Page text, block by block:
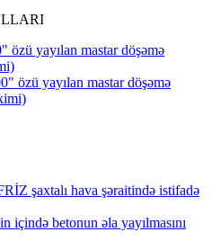
yayılan mastar döşəmə
özü yayılan mastar döşəmə
şaxtalı hava şəraitində istifadə
betonun əla yayılmasını